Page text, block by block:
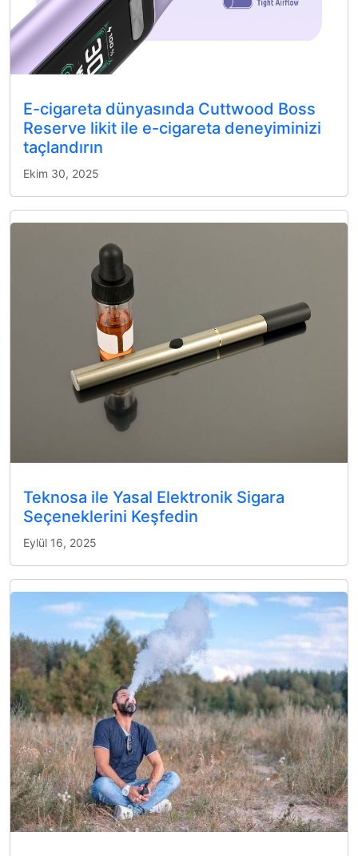
E-cigareta dünyasında Cuttwood Boss
Reserve likit ile e-cigareta deneyiminizi
taçlandırın
Ekim 30, 2025
Teknosa ile Yasal Elektronik Sigara
Seçeneklerini Keşfedin
Eylül 16, 2025